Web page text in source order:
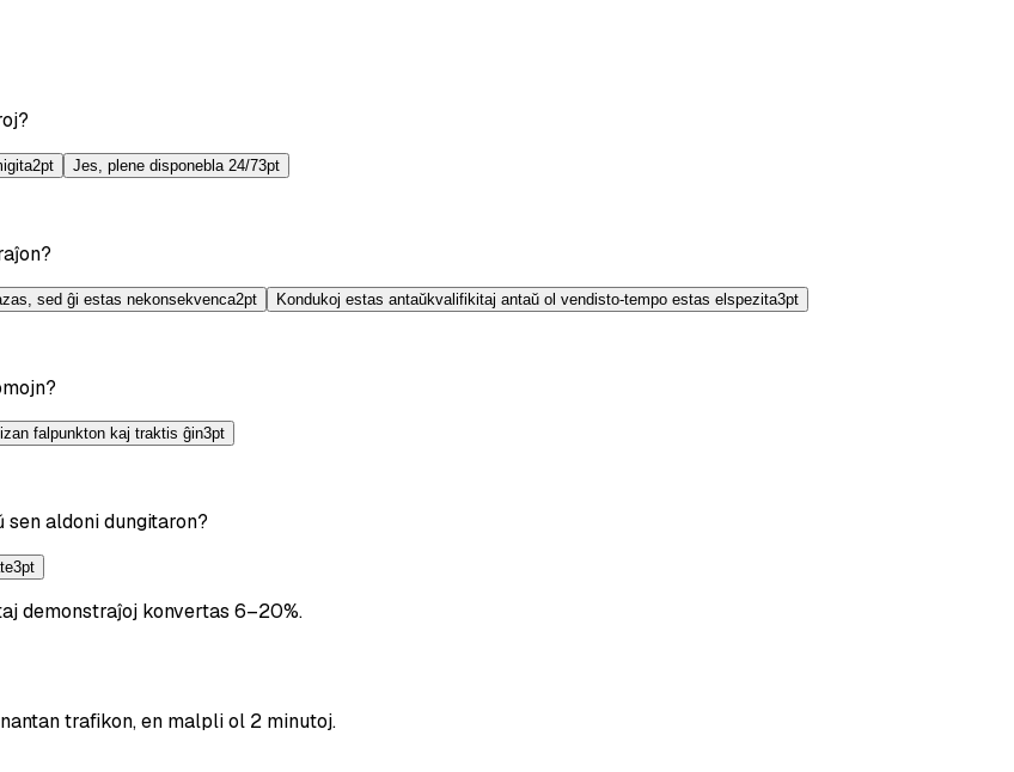
2pt Jes, plene disponebla 24/73pt
sed ĝi estas nekonsekvenca2pt Kondukoj estas antaŭkvalifikitaj antaŭ ol vendisto-tempo estas elspezita3pt
falpunkton kaj traktis ĝin3pt
aldoni dungitaron?
3pt
demonstraĵoj konvertas 6–20%.
trafikon, en malpli ol 2 minutoj.